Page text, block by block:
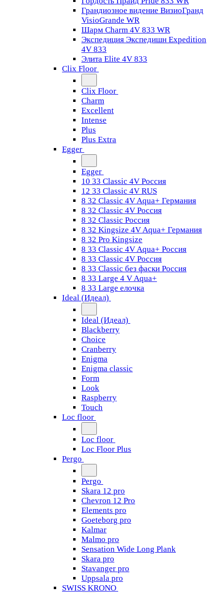
Грандиозное видение ВизиоГранд
VisioGrande WR
Шарм Charm 4V 833 WR
Экспедиция Экспедишн Expedition
4V 833
Элита Elite 4V 833
Clix Floor
Clix Floor
Charm
Excellent
Intense
Plus
Plus Extra
Egger
Egger
10 33 Classic 4V Россия
12 33 Classic 4V RUS
8 32 Classic 4V Aqua+ Германия
8 32 Classic 4V Россия
8 32 Classic Россия
8 32 Kingsize 4V Aqua+ Германия
8 32 Pro Kingsize
8 33 Classic 4V Aqua+ Россия
8 33 Classic 4V Россия
8 33 Classic без фаски Россия
8 33 Large 4 V Aqua+
8 33 Large елочка
Ideal (Идеал)
Ideal (Идеал)
Blackberry
Choice
Cranberry
Enigma
Enigma classic
Form
Look
Raspberry
Touch
Loc floor
Loc floor
Loc Floor Plus
Pergo
Pergo
Skara 12 pro
Chevron 12 Pro
Elements pro
Goeteborg pro
Kalmar
Malmo pro
Sensation Wide Long Plank
Skara pro
Stavanger pro
Uppsala pro
SWISS KRONO